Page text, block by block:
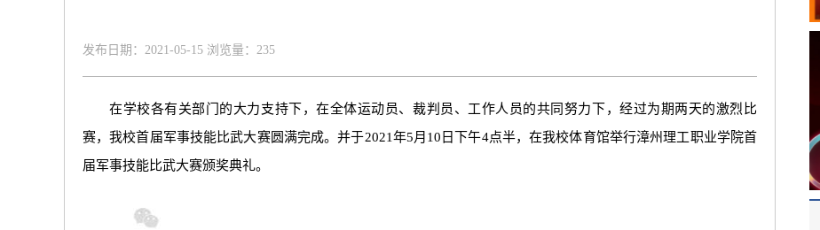
发布日期：2021-05-15 浏览量： 235
在学校各有关部门的大力支持下，在全体运动员、裁判员、工作人员的共同努力下，经过为期两天的激烈比
赛，我校首届军事技能比武大赛圆满完成。并于2021年5月10日下午4点半，在我校体育馆举行漳州理工职业学院首
届军事技能比武大赛颁奖典礼。